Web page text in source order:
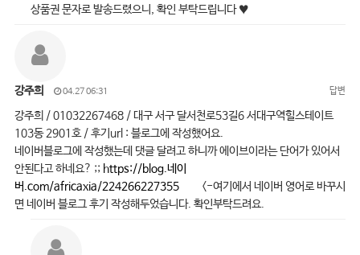
상품권 문자로 발송드렸으니, 확인 부탁드립니다 ♥
강주희 04.27 06:31 답변
강주희 / 01032267468 / 대구 서구 달서천로53길6 서대구역힐스테이트
103동 2901호 / 후기url : 블로그에 작성했어요.
네이버블로그에 작성했는데 댓글 달려고 하니까 에이브이라는 단어가 있어서
안된다고 하네요? ;; https://blog.네이
버.com/africaxia/224266227355<-여기에서 네이버 영어로 바꾸시
면 네이버 블로그 후기 작성해두었습니다. 확인부탁드려요.